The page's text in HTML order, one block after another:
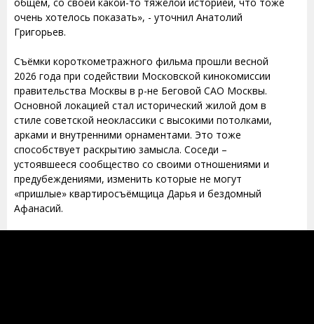
очень хотелось показать», - уточнил Анатолий
Григорьев.
Съёмки короткометражного фильма прошли весной
2026 года при содействии Московской кинокомиссии
правительства Москвы в р-не Беговой САО Москвы.
Основной локацией стал исторический жилой дом в
стиле советской неоклассики с высокими потолками,
арками и внутренними орнаментами. Это тоже
способствует раскрытию замысла. Соседи –
устоявшееся сообщество со своими отношениями и
предубеждениями, изменить которые не могут
«пришлые» квартиросъёмщица Дарья и бездомный
Афанасий.